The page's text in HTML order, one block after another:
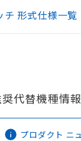
チ 形式仕様一覧
代替機種情報
プロダクト ニ